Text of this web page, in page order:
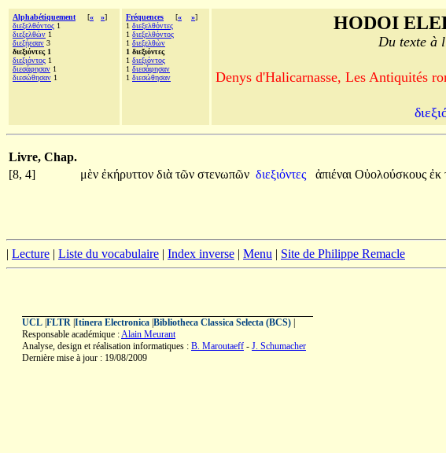
Alphabétiquement [« »]
διεξελθόντος 1
διεξελθὼν 1
διεξῄεσαν 3
διεξιόντες 1
διεξιόντος 1
διεσάφησαν 1
διεσώθησαν 1
Fréquences [« »]
1 διεξελθόντες
1 διεξελθόντος
1 διεξελθὼν
1 διεξιόντες
1 διεξιόντος
1 διεσάφησαν
1 διεσώθησαν
HODOI
Du texte à
Denys d'Halicarnasse, Les Antiquités
Livre, Chap.
[8, 4]
μὲν ἐκήρυττον διὰ τῶν στενωπῶν διεξιόντες ἀπιέναι Οὐολούσκους ἐκ
| Lecture | Liste du vocabulaire | Index inverse | Menu | Site de Philippe Remacle
UCL FLTR Itinera Electronica Bibliotheca Classica Selecta (BCS)
Responsable académique :Alain Meurant
Analyse, design et réalisation informatiques : B. Maroutaeff - J. Schumacher
Dernière mise à jour : 19/08/2009